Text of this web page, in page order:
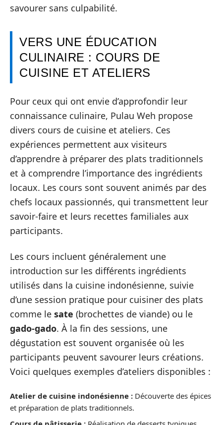
savourer sans culpabilité.
VERS UNE ÉDUCATION
CULINAIRE : COURS DE
CUISINE ET ATELIERS
Pour ceux qui ont envie d’approfondir leur
connaissance culinaire, Pulau Weh propose
divers cours de cuisine et ateliers. Ces
expériences permettent aux visiteurs
d’apprendre à préparer des plats traditionnels
et à comprendre l’importance des ingrédients
locaux. Les cours sont souvent animés par des
chefs locaux passionnés, qui transmettent leur
savoir-faire et leurs recettes familiales aux
participants.
Les cours incluent généralement une
introduction sur les différents ingrédients
utilisés dans la cuisine indonésienne, suivie
d’une session pratique pour cuisiner des plats
comme le sate (brochettes de viande) ou le
gado-gado. À la fin des sessions, une
dégustation est souvent organisée où les
participants peuvent savourer leurs créations.
Voici quelques exemples d’ateliers disponibles :
Atelier de cuisine indonésienne : Découverte des épices
et préparation de plats traditionnels.